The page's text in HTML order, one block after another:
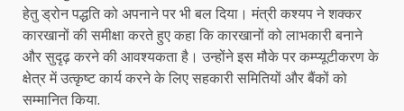
हेतु ड्रोन पद्धति को अपनाने पर भी बल दिया। मंत्री कश्यप ने शक्कर
कारखानों की समीक्षा करते हुए कहा कि कारखानों को लाभकारी बनाने
और सुदृढ़ करने की आवश्यकता है। उन्होंने इस मौके पर कम्प्यूटीकरण के
क्षेत्र में उत्कृष्ट कार्य करने के लिए सहकारी समितियों और बैंकों को
सम्मानित किया.